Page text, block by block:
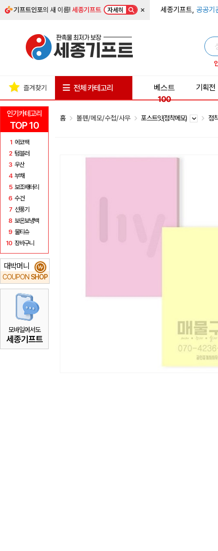
기프트인포의 새 이름!세종기프트 자세히 × 세종기프트, 공공기
인기카테고리
TOP 10
1 에코백
2 텀블러
3 우산
4 부채
5 보조배터리
6 수건
7 선풍기
8 보온보냉백
9 물티슈
10 장바구니
대박머니
COUPON SHOP
₩
모바일에서도
세종기프트
즐겨찾기 전체 카테고리
베스트
100
기획전
홈 볼펜/메모/수첩/사무 포스트잇(점착메모) 점